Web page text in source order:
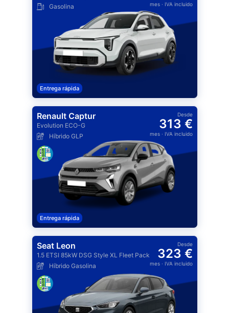
Gasolina
mes· IVA incluido
Entrega rápida
Renault Captur
Evolution ECO-G
Híbrido GLP
Desde
313 €
mes· IVA incluido
Entrega rápida
Seat Leon
1.5 ETSI 85kW DSG Style XL Fleet Pack
Híbrido Gasolina
Desde
323 €
mes· IVA incluido